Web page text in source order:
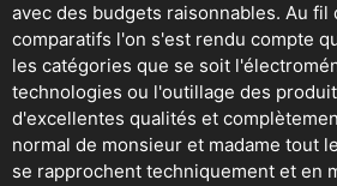
avec des budgets raisonnables. Au fil
comparatifs l'on s'est rendu compte
les catégories que se soit
technologies ou l'outillage des
d'excellentes qualités et
normal de monsieur et madame tout
se rapprochent techniquement et en